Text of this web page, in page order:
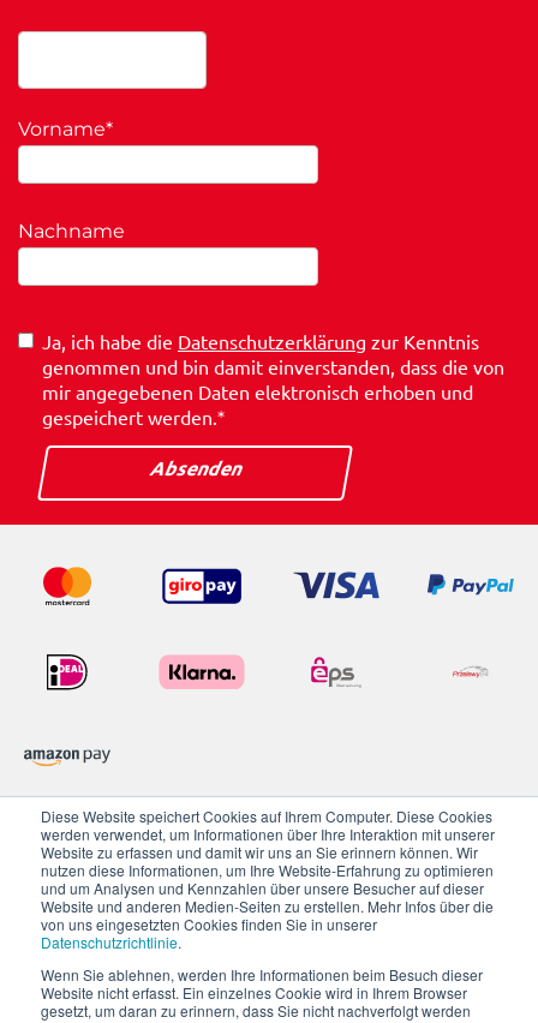
Diese Website speichert Cookies auf Ihrem Computer. Diese Cookies
werden verwendet, um Informationen über Ihre Interaktion mit unserer
Website zu erfassen und damit wir uns an Sie erinnern können. Wir
nutzen diese Informationen, um Ihre Website-Erfahrung zu optimieren
und um Analysen und Kennzahlen über unsere Besucher auf dieser
Website und anderen Medien-Seiten zu erstellen. Mehr Infos über die
von uns eingesetzten Cookies finden Sie in unserer
Datenschutzrichtlinie.
Wenn Sie ablehnen, werden Ihre Informationen beim Besuch dieser
Website nicht erfasst. Ein einzelnes Cookie wird in Ihrem Browser
gesetzt, um daran zu erinnern, dass Sie nicht nachverfolgt werden
Vorname*
Nachname
Ja, ich habe die Datenschutzerklärung zur Kenntnis
genommen und bin damit einverstanden, dass die von
mir angegebenen Daten elektronisch erhoben und
gespeichert werden. *
Datenschutzerklärung
Impressum
AGB
Karriere
Widerrufsbelehrung
Cookie Einstellungen